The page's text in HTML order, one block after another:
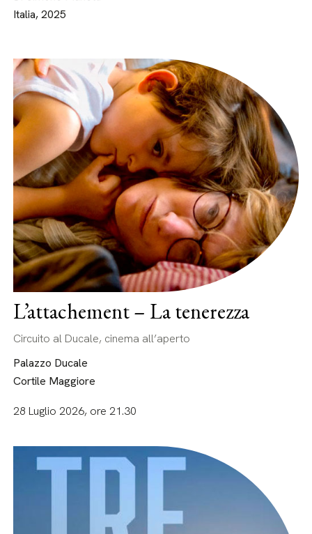
Italia, 2025
L’attachement – La tenerezza
Circuito al Ducale, cinema all’aperto
Palazzo Ducale
Cortile Maggiore
28 Luglio 2026, ore 21.30